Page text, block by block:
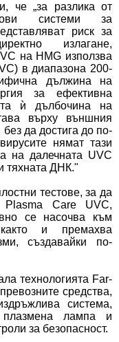
че „за разлика от
системи за
риск за
излагане,
на HMG използва
в диапазона 200-
дължина на
за ефективна
ѝ дълбочина на
върху външния
да достига до по-
нямат тази
на далечната UVC
тяхната ДНК."
тестове, за да
Plasma Care UVC,
се насочва към
и премахва
създавайки по-
технологията Far-
средства,
система,
плазмена лампа и
за безопасност.